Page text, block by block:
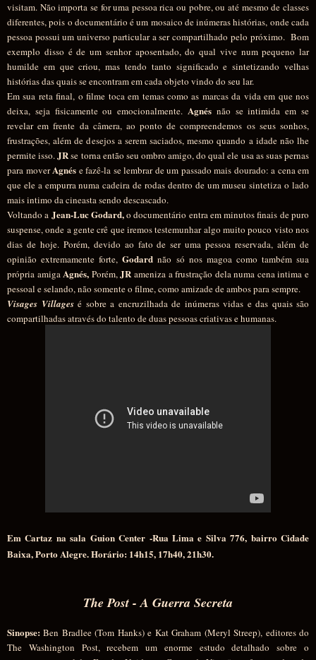
visitam. Não importa se for uma pessoa rica ou pobre, ou até mesmo de classes
diferentes, pois o documentário é um mosaico de inúmeras histórias, onde cada
pessoa possui um universo particular a ser compartilhado pelo próximo. Bom
exemplo disso é de um senhor aposentado, do qual vive num pequeno lar
humilde em que criou, mas tendo tanto significado e sintetizando velhas
histórias das quais se encontram em cada objeto vindo do seu lar.
Em sua reta final, o filme toca em temas como as marcas da vida em que nos
deixa, seja fisicamente ou emocionalmente. Agnés não se intimida em se
revelar em frente da câmera, ao ponto de compreendemos os seus sonhos,
frustrações, além de desejos a serem saciados, mesmo quando a idade não lhe
permite isso.JRse torna então seu ombro amigo, do qual ele usa as suas pernas
para moverAgnés e fazê-la se lembrar de um passado mais dourado: a cena em
que ele a empurra numa cadeira de rodas dentro de um museu sintetiza o lado
mais intimo da cineasta sendo descascado.
Voltando a Jean-Luc Godard,o documentário entra em minutos finais de puro
suspense, onde a gente crê que iremos testemunhar algo muito pouco visto nos
dias de hoje. Porém, devido ao fato de ser uma pessoa reservada, além de
opinião extremamente forte,Godardnão só nos magoa como também sua
própria amigaAgnés, Porém,JRameniza a frustração dela numa cena intima e
pessoal e selando, não somente o filme, como amizade de ambos para sempre.
Visages Villagesé sobre a encruzilhada de inúmeras vidas e das quais são
compartilhadas através do talento de duas pessoas criativas e humanas.
Em Cartaz na sala Guion Center -Rua Lima e Silva 776, bairro Cidade
Baixa, Porto Alegre. Horário: 14h15, 17h40, 21h30.
The Post - A Guerra Secreta
Sinopse:Ben Bradlee (Tom Hanks) e Kat Graham (Meryl Streep), editores do
The Washington Post, recebem um enorme estudo detalhado sobre o